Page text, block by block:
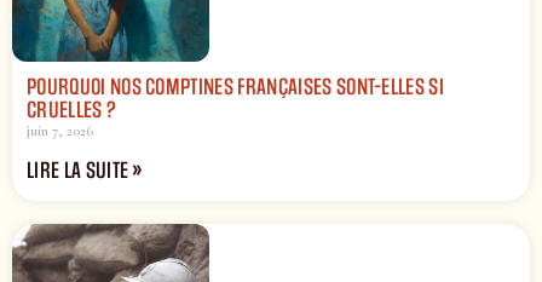
POURQUOI NOS COMPTINES FRANÇAISES SONT-ELLES SI
CRUELLES ?
juin 7, 2026
LIRE LA SUITE »